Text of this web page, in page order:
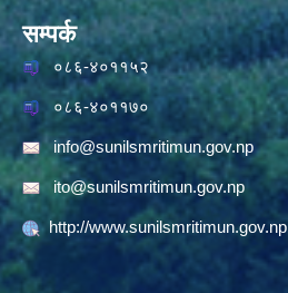
सम्पर्क
०८६-४०११५२
०८६-४०११७०
info@sunilsmritimun.gov.np
ito@sunilsmritimun.gov.np
http://www.sunilsmritimun.gov.np